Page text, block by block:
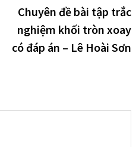
Chuyên đề bài tập trắc
nghiệm khối tròn xoay
có đáp án – Lê Hoài Sơn